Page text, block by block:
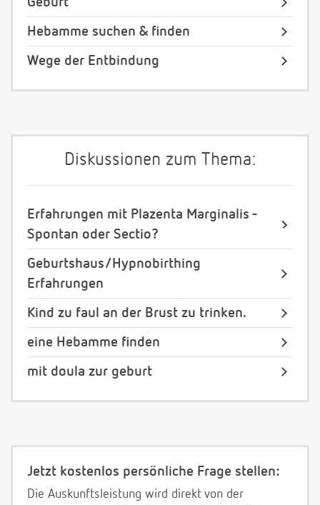
Hebamme suchen & finden
Wege der Entbindung
Diskussionen zum Thema:
Erfahrungen mit Plazenta Marginalis -
Spontan oder Sectio?
Geburtshaus/Hypnobirthing
Erfahrungen
Kind zu faul an der Brust zu trinken.
eine Hebamme finden
mit doula zur geburt
Jetzt kostenlos persönliche Frage stellen:
Die Auskunftsleistung wird direkt von der